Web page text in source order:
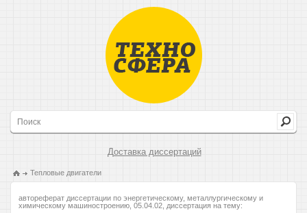
Доставка диссертаций
Тепловые двигатели
автореферат диссертации по энергетическому, металлургическому и
химическому машиностроению, 05.04.02, диссертация на тему: